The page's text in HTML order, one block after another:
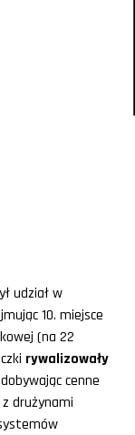
udział w
10. miejsce
(na 22
rywalizowały
cenne
drużynami